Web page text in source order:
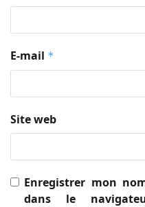
E-mail *
Site web
Enregistrer mon
dans le